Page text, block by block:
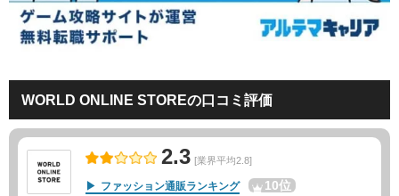
WORLD ONLINE STOREの口コミ評価
2.3 [業界平均2.8]
ファッション通販ランキング 10位